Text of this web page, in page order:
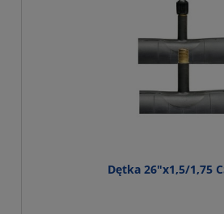
Dętka 26"x1,5/1,75